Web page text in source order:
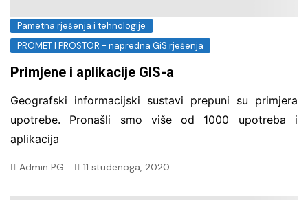
Pametna rješenja i tehnologije
PROMET I PROSTOR - napredna GiS rješenja
Primjene i aplikacije GIS-a
Geografski informacijski sustavi prepuni su primjera
upotrebe. Pronašli smo više od 1000 upotreba i
aplikacija
Admin PG 11 studenoga, 2020